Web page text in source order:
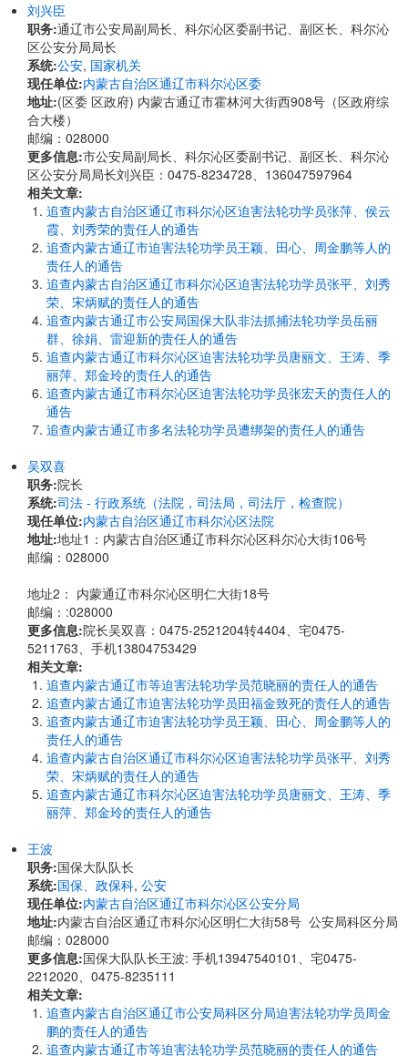
刘兴臣
职务:通辽市公安局副局长、科尔沁区委副书记、副区长、科尔沁
区公安分局局长
系统:公安, 国家机关
现任单位:内蒙古自治区通辽市科尔沁区委
地址:(区委 区政府) 内蒙古通辽市霍林河大街西908号（区政府综
合大楼）
邮编：028000
更多信息:市公安局副局长、科尔沁区委副书记、副区长、科尔沁
区公安分局局长刘兴臣：0475-8234728、136047597964
相关文章:
追查内蒙古自治区通辽市科尔沁区迫害法轮功学员张萍、侯云
霞、刘秀荣的责任人的通告
追查内蒙古通辽市迫害法轮功学员王颖、田心、周金鹏等人的
责任人的通告
追查内蒙古自治区通辽市科尔沁区迫害法轮功学员张平、刘秀
荣、宋炳赋的责任人的通告
追查内蒙古通辽市公安局国保大队非法抓捕法轮功学员岳丽
群、徐娟、雷迎新的责任人的通告
追查内蒙古通辽市科尔沁区迫害法轮功学员唐丽文、王涛、季
丽萍、郑金玲的责任人的通告
追查内蒙古通辽市科尔沁区迫害法轮功学员张宏天的责任人的
通告
追查内蒙古通辽市多名法轮功学员遭绑架的责任人的通告
吴双喜
职务:院长
系统:司法 - 行政系统（法院，司法局，司法厅，检查院）
现任单位:内蒙古自治区通辽市科尔沁区法院
地址:地址1：内蒙古自治区通辽市科尔沁区科尔沁大街106号
邮编：028000
地址2： 内蒙通辽市科尔沁区明仁大街18号
邮编：:028000
更多信息:院长吴双喜：0475-2521204转4404、宅0475-
5211763、手机13804753429
相关文章:
追查内蒙古通辽市等迫害法轮功学员范晓丽的责任人的通告
追查内蒙古通辽市迫害法轮功学员田福金致死的责任人的通告
追查内蒙古通辽市迫害法轮功学员王颖、田心、周金鹏等人的
责任人的通告
追查内蒙古自治区通辽市科尔沁区迫害法轮功学员张平、刘秀
荣、宋炳赋的责任人的通告
追查内蒙古通辽市科尔沁区迫害法轮功学员唐丽文、王涛、季
丽萍、郑金玲的责任人的通告
王波
职务:国保大队队长
系统:国保、政保科, 公安
现任单位:内蒙古自治区通辽市科尔沁区公安分局
地址:内蒙古自治区通辽市科尔沁区明仁大街58号 公安局科区分局
邮编：028000
更多信息:国保大队队长王波: 手机13947540101、宅0475-
2212020、0475-8235111
相关文章:
追查内蒙古自治区通辽市公安局科区分局迫害法轮功学员周金
鹏的责任人的通告
追查内蒙古通辽市等迫害法轮功学员范晓丽的责任人的通告